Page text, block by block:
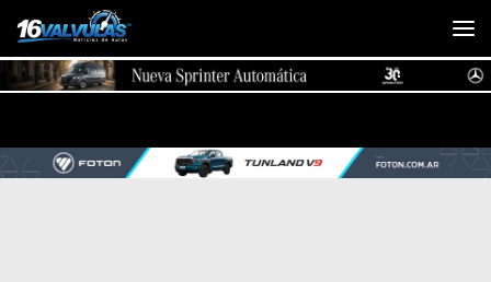
Saltar al contenido